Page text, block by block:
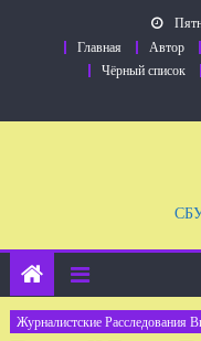
Главная
Автор
Чёрный список
Журналистские Расследования